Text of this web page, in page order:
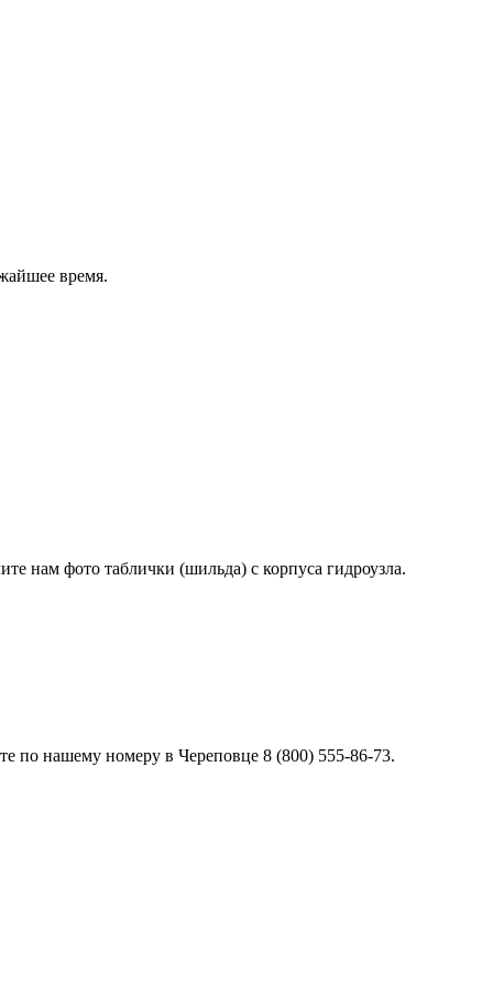
время.
нам фото таблички (шильда) с корпуса гидроузла.
по нашему номеру в Череповце 8 (800) 555-86-73.